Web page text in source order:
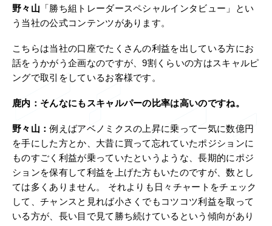
野々山 「勝ち組トレーダースペシャルインタビュー」とい
う当社の公式コンテンツがあります。
こちらは当社の口座でたくさんの利益を出している方にお
話をうかがう企画なのですが、9割くらいの方はスキャルピ
ングで取引をしているお客様です。
鹿内： そんなにもスキャルパーの比率は高いのですね。
野々山：例えばアベノミクスの上昇に乗って一気に数億円
を手にした方とか、大昔に買って忘れていたポジションに
ものすごく利益が乗っていたというような、長期的にポジ
ションを保有して利益を上げた方もいたのですが、数とし
ては多くありません。 それよりも日々チャートをチェック
して、チャンスと見れば小さくでもコツコツ利益を取って
いる方が、長い目で見て勝ち続けているという傾向があり